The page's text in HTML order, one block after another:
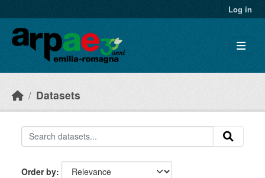
Log in
Datasets
Order by